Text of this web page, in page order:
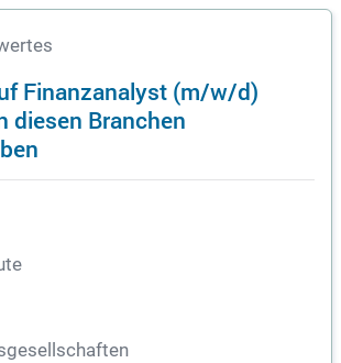
Finanzanalyst (m/w/d)
diesen Branchen